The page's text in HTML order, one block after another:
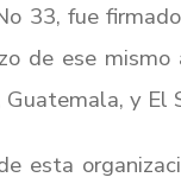
33, fue
ese mismo
Guatemala, y El
esta